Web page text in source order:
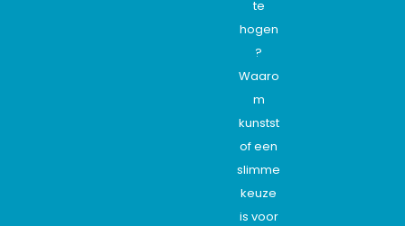
te
hogen
?
Waaro
m
kunstst
of een
slimme
keuze
is voor